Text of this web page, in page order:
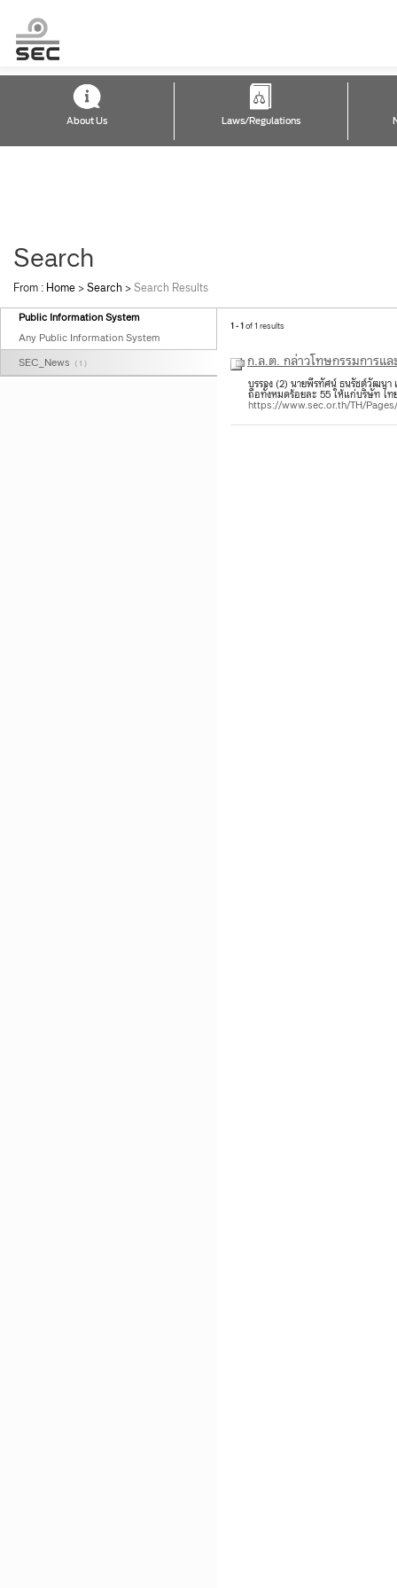
About Us Laws/Regulations
Search
From : Home >Search >Search Results
Public Information System
Any Public Information System
SEC_News ( 1 )
1 - 1of 1 results
ก.ล.ต. กล่าวโทษกรรมการแ
บรรจง (2) นายพีรทัศน์ ธนรัชต์วัฒน
ถือทั้งหมดร้อยละ 55 ให้แก่บริษัท ไท
https://www.sec.or.th/TH/